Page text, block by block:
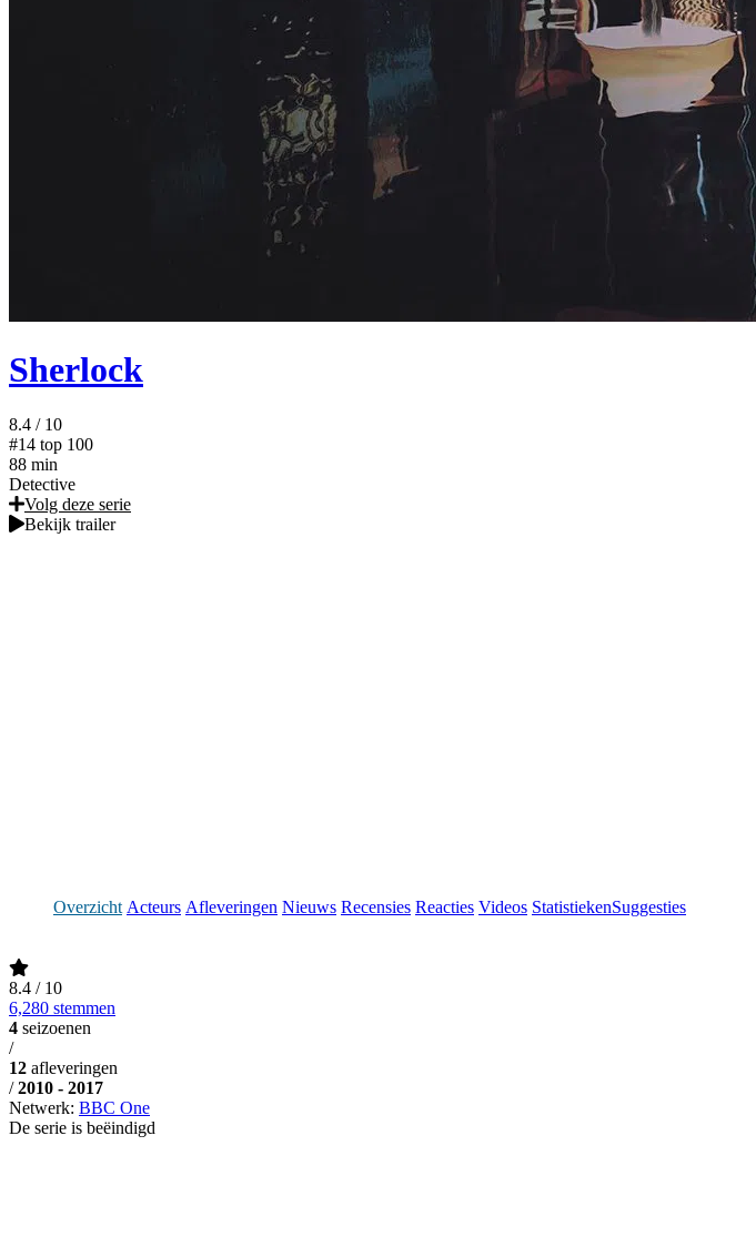
Sherlock
8.4 / 10
#14 top 100
88 min
Detective
Volg deze serie
Bekijk trailer
Overzicht Acteurs Afleveringen Nieuws Recensies Reacties Videos StatistiekenSuggesties
8.4 / 10
6,280 stemmen
4 seizoenen
/
12 afleveringen
/ 2010 - 2017
Netwerk: BBC One
De serie is beëindigd